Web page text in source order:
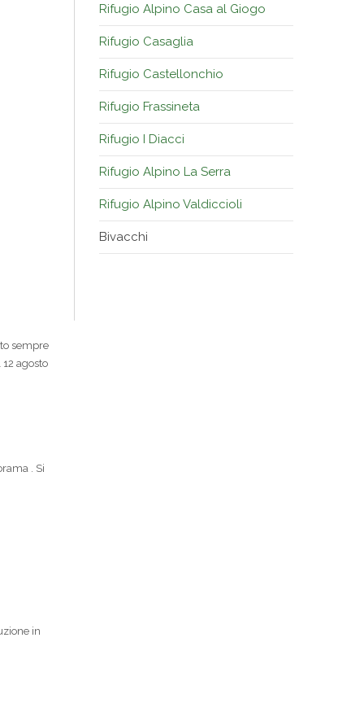
sempre
agosto
. Si
in
Rifugio Alpino Casa al Giogo
Rifugio Casaglia
Rifugio Castellonchio
Rifugio Frassineta
Rifugio I Diacci
Rifugio Alpino La Serra
Rifugio Alpino Valdiccioli
Bivacchi